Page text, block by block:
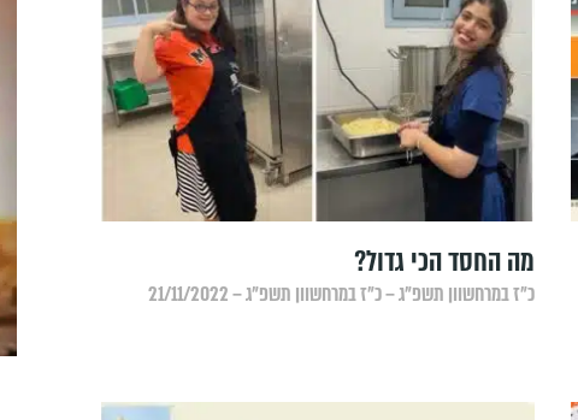
‏מה החסד הכי גדול?
כ״ז במרחשוון תשפ״ג – כ״ז במרחשוון תשפ״ג – 21/11/2022